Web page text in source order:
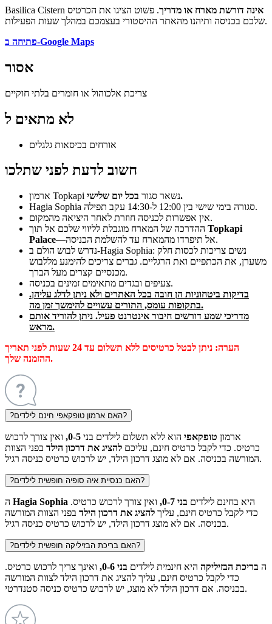
Basilica Cistern אינה דורשת מארח או מדריך. פשוט הציגו את הכרטיס
שלכם בכניסה ותיהנו מהאתר ההיסטורי בעצמכם במהלך שעות הפעילות.
פתיחה ב-Google Maps
אסור
צריכת אלכוהול או חומרים בלתי חוקיים
לא מתאים ל
אורחים בכיסאות גלגלים
חשוב לדעת לפני שתלכו
ארמון Topkapi נשאר סגורבכל יום שלישי.
Hagia Sophia סגורה בימי שישי בין 12:00 ל-14:30 עקב תפילה.
אין אפשרות לכניסה חוזרת לאחר היציאה מהמקום.
Topkapi
Palace
—אל תיפרדו מהמארח עד להשלמת הכניסה.
נדרש לבוש הולם ב-Hagia Sophia: נשים צריכות לכסות חלק
משערן, את הכתפיים ואת הרגליים. גברים צריכים להימנע מללבוש
מכנסיים קצרים מעל הברך.
צעיפים ובגדים מתאימים זמינים בכניסה.
בדיקות ביטחוניות הן חובה בכל האתרים ולא ניתן לדלג עליהן.
בתקופות עומס, התורים עשויים להימשך זמן מה.
מדריכי שמע דורשים חיבור אינטרנט פעיל. ניתן להוריד אותם
מראש.
הערה:
ניתן לבטל כרטיסים ללא תשלום עד 24 שעות לפני תאריך
ההזמנה שלך.
? האם ארמון טופקאפי חינם לילדים?
ארמון טופקאפי הוא ללא תשלום לילדים בני 0-5, ואין צורך לרכוש
כרטיס. כדי לקבל כרטיס חינם, עליכם להציג את דרכון הילד בפני הצוות
המורשה בכניסה. אם לא מוצג דרכון הילד, יש לרכוש כרטיס כניסה רגיל.
? האם כנסיית איה סופיה חופשית לילדים?
Hagia Sophia היא בחינם לילדים בני 0-7,
ואין צורך לרכוש כרטיס.
כדי לקבל כרטיס חינם, עליך להציג את דרכון הילד בפני הצוות המורשה
בכניסה. אם לא מוצג דרכון הילד, יש לרכוש כרטיס כניסה רגיל.
? האם בריכת הבזיליקה חופשית לילדים?
ה בריכת הבזיליקה היא חינמית לילדים בני 0-6,
ואינך צריך לרכוש כרטיס.
כדי לקבל כרטיס חינם, עליך להציג את דרכון הילד לצוות המורשה
בכניסה. אם דרכון הילד לא מוצג, יש לרכוש כרטיס כניסה סטנדרטי.